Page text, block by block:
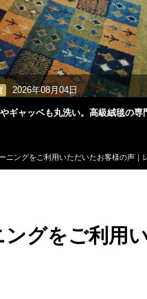
2026年08月04日
ギャッベも丸洗い。高級絨毯の専
ニングをご利用いただいたお客様の声｜
グをご利用